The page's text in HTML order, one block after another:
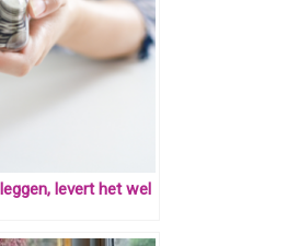
levert het wel